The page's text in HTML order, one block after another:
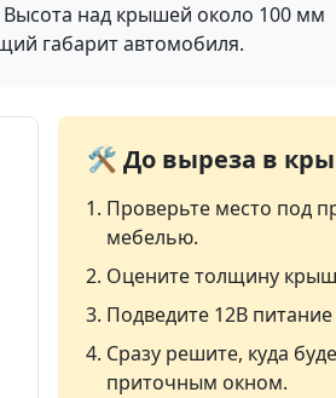
над крышей около 100 мм
габарит автомобиля.
🛠️ До выреза в
Проверьте место под
мебелью.
Оцените толщину
Подведите 12В
Сразу решите, куда
приточным окном.